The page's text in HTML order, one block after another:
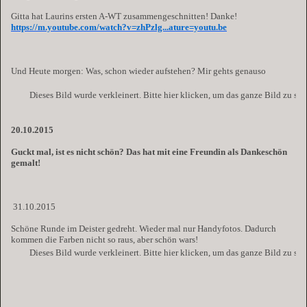
Gitta hat Laurins ersten A-WT zusammengeschnitten! Danke!
https://m.youtube.com/watch?v=zhPzlg...ature=youtu.be
Und Heute morgen: Was, schon wieder aufstehen? Mir gehts genauso
Dieses Bild wurde verkleinert. Bitte hier klicken, um das ganze Bild zu
20.10.2015
Guckt mal, ist es nicht schön? Das hat mit eine Freundin als Dankeschön
gemalt!
31.10.2015
Schöne Runde im Deister gedreht. Wieder mal nur Handyfotos. Dadurch
kommen die Farben nicht so raus, aber schön wars!
Dieses Bild wurde verkleinert. Bitte hier klicken, um das ganze Bild zu